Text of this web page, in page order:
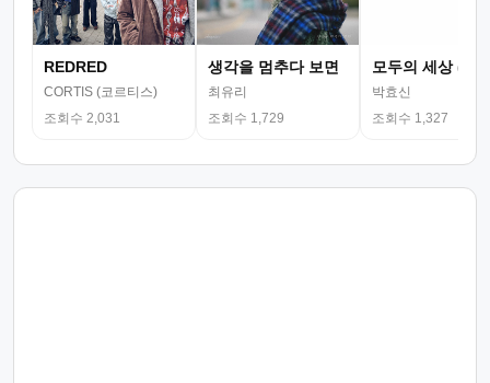
REDRED
CORTIS (코르티스)
조회수 2,031
생각을 멈추다 보면
최유리
조회수 1,729
모두의 세상 (뮤
박효신
조회수 1,327